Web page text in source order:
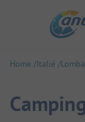
Home Italië